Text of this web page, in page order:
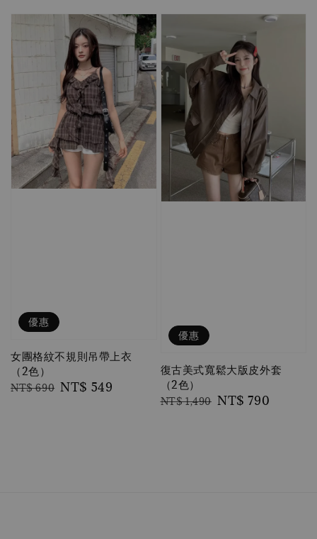
優惠
女團格紋不規則吊帶上衣
（2色）
Regular
NT$ 690 Sale
NT$ 549
優惠
復古美式寬鬆大版皮外套
（2色）
Regular
NT$ 1,490 Sale
NT$ 790